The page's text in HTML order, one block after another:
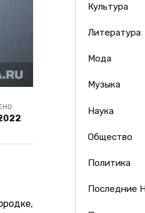
Культура
Литература
Мода
Музыка
Наука
Общество
Политика
Последние